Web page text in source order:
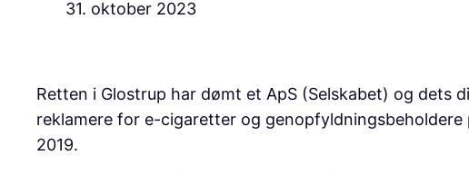
31. oktober 2023
Retten i Glostrup har dømt et ApS (Selskabet) og
reklamere for e-cigaretter og
2019.